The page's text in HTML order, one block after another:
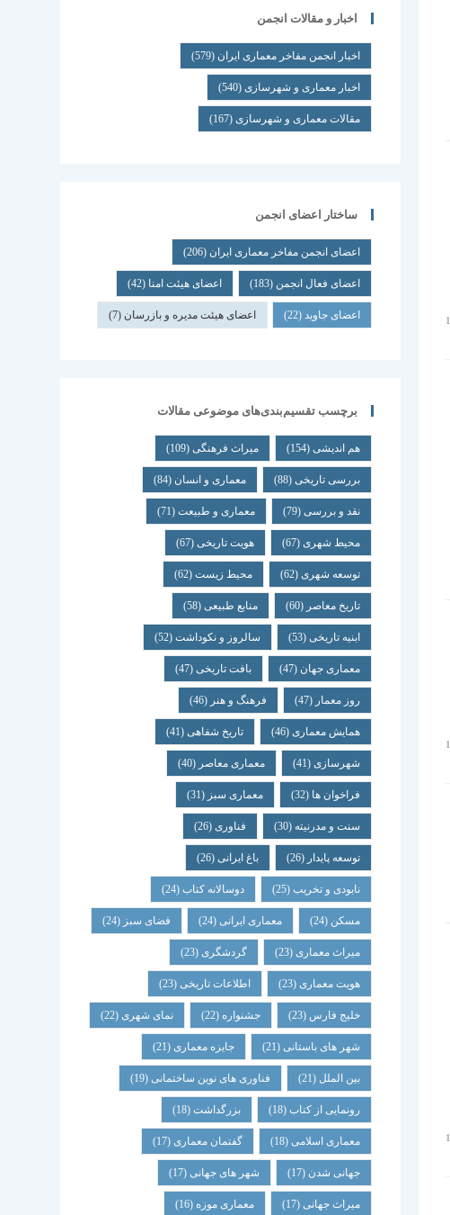
اخبار و مقالات انجمن
اخبار انجمن مفاخر معماری ایران (579)
اخبار معماری و شهرسازی(540)
مقالات معماری و شهرسازی(167)
ساختار اعضای انجمن
اعضای انجمن مفاخر معماری ایران (206)
اعضای فعال انجمن (183) اعضای هیئت امنا (42)
اعضای جاوید(22) اعضای هیئت مدیره و بازرسان (7)
برچسب تقسیم‌بندی‌های موضوعی مقالات
هم اندیشی(154) میراث فرهنگی(109)
بررسی تاریخی(88) معماری و انسان (84)
نقد و بررسی(79) معماری و طبیعت(71)
محیط شهری(67) هویت تاریخی(67)
توسعه شهری(62) محیط زیست(62)
تاریخ معاصر (60) منابع طبیعی(58)
ابنیه تاریخی(53) سالروز و نکوداشت(52)
معماری جهان (47) بافت تاریخی(47)
روز معمار (47) فرهنگ و هنر (46)
همایش معماری(46) تاریخ شفاهی(41)
شهرسازی(41) معماری معاصر (40)
فراخوان ها (32) معماری سبز (31)
سنت و مدرنیته (30) فناوری(26)
توسعه پایدار (26) باغ ایرانی(26)
نابودی و تخریب(25) دوسالانه کتاب(24)
مسکن (24) معماری ایرانی(24) فضای سبز (24)
میراث معماری(23) گردشگری(23)
هویت معماری(23) اطلاعات تاریخی(23)
خلیج فارس (23) جشنواره (22) نمای شهری(22)
شهر های باستانی(21) جایزه معماری(21)
بین الملل (21) فناوری های نوین ساختمانی(19)
رونمایی از کتاب(18) بزرگداشت(18)
معماری اسلامی(18) گفتمان معماری(17)
جهانی شدن (17) شهر های جهانی(17)
میراث جهانی(17) معماری موزه (16)